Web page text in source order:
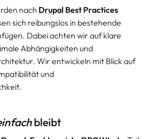
nach Drupal Best Practices
sich reibungslos in bestehende
Dabei achten wir auf klare
Abhängigkeiten und
Wir entwickeln mit Blick auf
und
bleibt